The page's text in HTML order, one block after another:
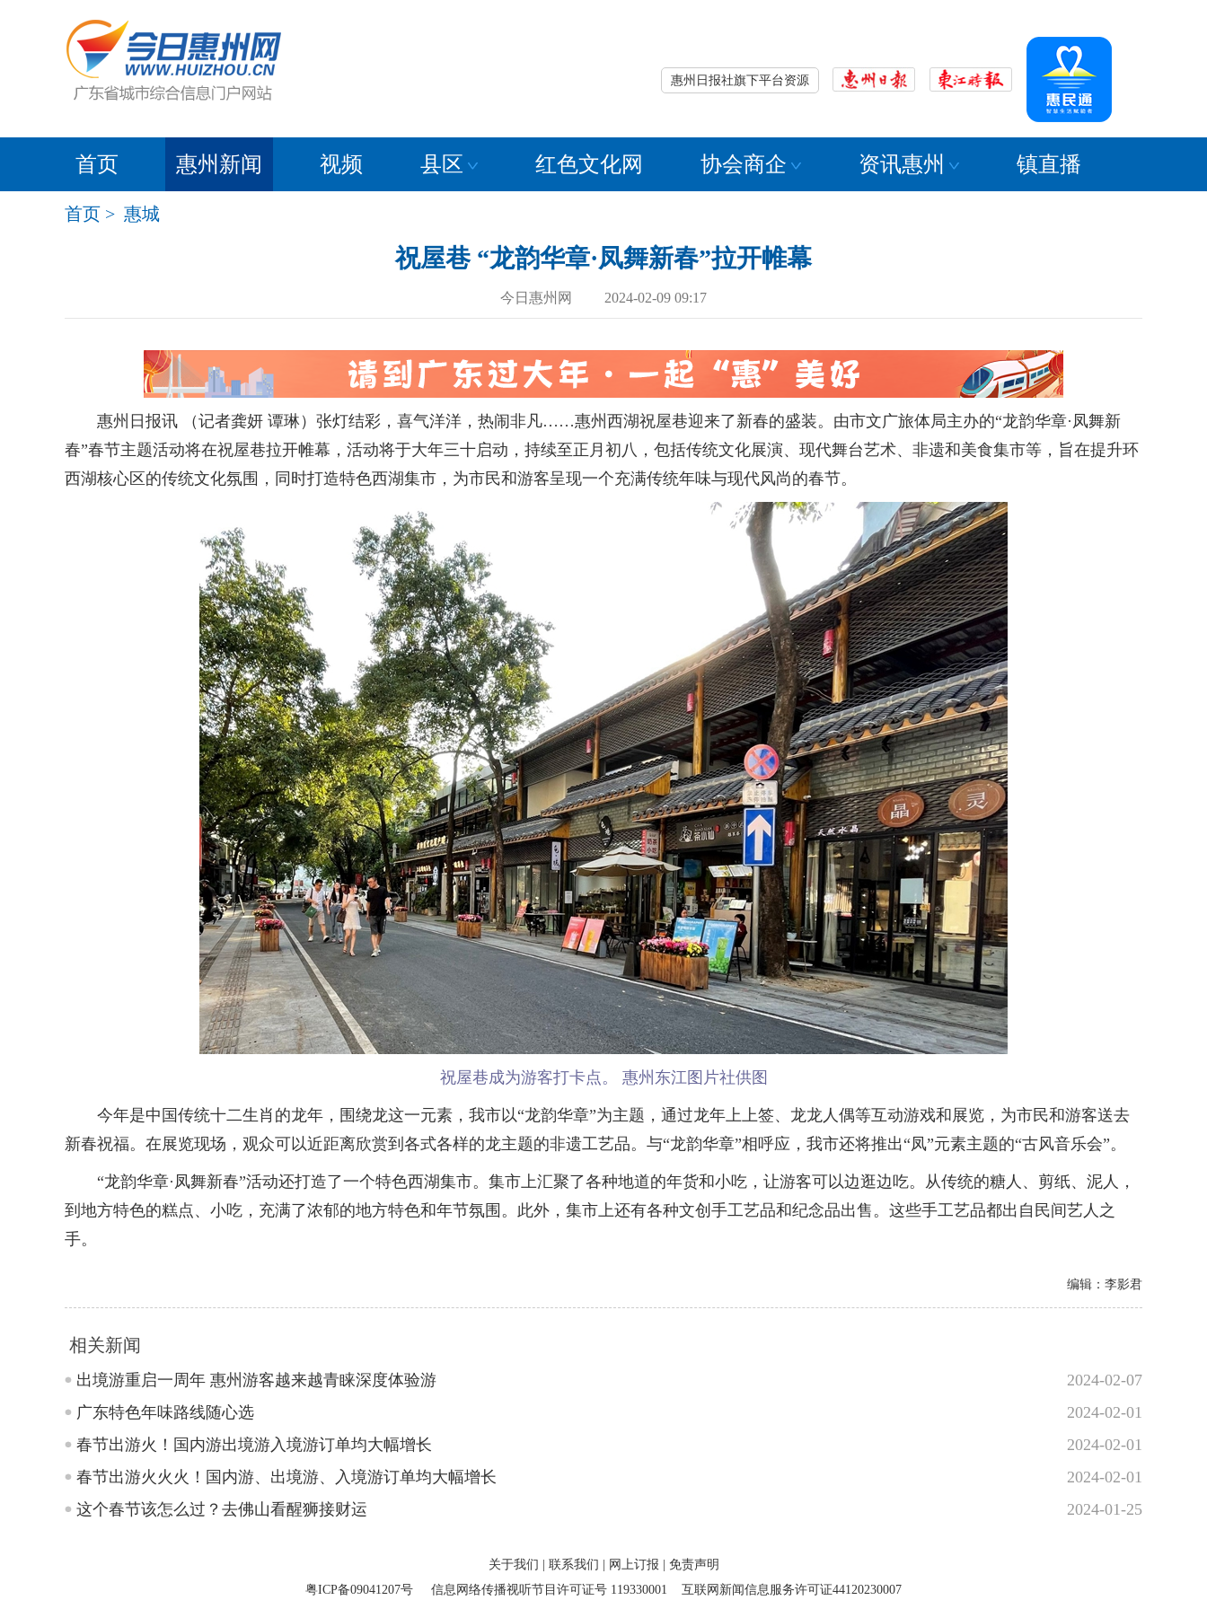
惠州日报社旗下平台资源
首页 惠州新闻 视频 县区 红色文化网 协会商企 资讯惠州 镇直播
首页 > 惠城
祝屋巷 “龙韵华章·凤舞新春”拉开帷幕
今日惠州网 2024-02-09 09:17
惠州日报讯 （记者龚妍 谭琳）张灯结彩，喜气洋洋，热闹非凡……惠州西湖祝屋巷迎来了新春的盛装。由市文广旅体局主办的“龙韵华章·凤舞新
春”春节主题活动将在祝屋巷拉开帷幕，活动将于大年三十启动，持续至正月初八，包括传统文化展演、现代舞台艺术、非遗和美食集市等，旨在提升环
西湖核心区的传统文化氛围，同时打造特色西湖集市，为市民和游客呈现一个充满传统年味与现代风尚的春节。
祝屋巷成为游客打卡点。 惠州东江图片社供图
今年是中国传统十二生肖的龙年，围绕龙这一元素，我市以“龙韵华章”为主题，通过龙年上上签、龙龙人偶等互动游戏和展览，为市民和游客送去
新春祝福。在展览现场，观众可以近距离欣赏到各式各样的龙主题的非遗工艺品。与“龙韵华章”相呼应，我市还将推出“凤”元素主题的“古风音乐会”。
“龙韵华章·凤舞新春”活动还打造了一个特色西湖集市。集市上汇聚了各种地道的年货和小吃，让游客可以边逛边吃。从传统的糖人、剪纸、泥人，
到地方特色的糕点、小吃，充满了浓郁的地方特色和年节氛围。此外，集市上还有各种文创手工艺品和纪念品出售。这些手工艺品都出自民间艺人之
手。
编辑：李影君
相关新闻
出境游重启一周年 惠州游客越来越青睐深度体验游
2024-02-07
广东特色年味路线随心选
2024-02-01
春节出游火！国内游出境游入境游订单均大幅增长
2024-02-01
春节出游火火火！国内游、出境游、入境游订单均大幅增长
2024-02-01
这个春节该怎么过？去佛山看醒狮接财运
2024-01-25
关于我们 联系我们 网上订报
免责声明
粤ICP备09041207号
信息网络传播视听节目许可证号 119330001
互联网新闻信息服务许可证44120230007